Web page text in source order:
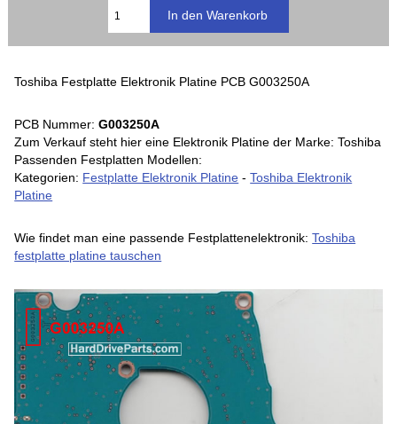
Toshiba Festplatte Elektronik Platine PCB G003250A
PCB Nummer:G003250A
Zum Verkauf steht hier eine Elektronik Platine der Marke: Toshiba
Passenden Festplatten Modellen:
Kategorien: Festplatte Elektronik Platine -Toshiba Elektronik
Platine
Wie findet man eine passende Festplattenelektronik:Toshiba
festplatte platine tauschen